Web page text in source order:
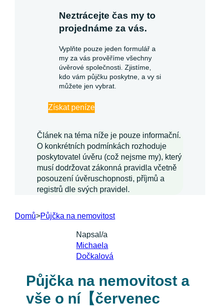
Neztrácejte čas my to
projednáme za vás.
Vyplňte pouze jeden formulář a
my za vás prověříme všechny
úvěrové společnosti. Zjistíme,
kdo vám půjčku poskytne, a vy si
můžete jen vybrat.
Získat peníze
Článek na téma níže je pouze informační.
O konkrétních podmínkách rozhoduje
poskytovatel úvěru (což nejsme my), který
musí dodržovat zákonná pravidla včetně
posouzení úvěruschopnosti, příjmů a
registrů dle svých pravidel.
Domů>Půjčka na nemovitost
Napsal/a
Michaela
Dočkalová
Půjčka na nemovitost a
vše o ní【červenec